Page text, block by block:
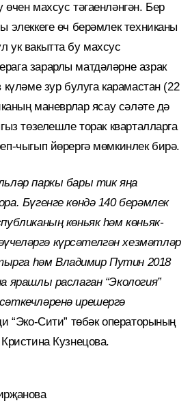
махсус тәгаенләнгән. Бер
элеккеге өч берәмлек техниканы
вакытта бу махсус
зарарлы матдәләрне азрак
зур булуга карамастан (22
маневрлар ясау сәләте дә
төзелешле торак кварталларга
чыгып йөрергә мөмкинлек бирә.
паркы бары тик яңа
Бүгенге көндә 140 берәмлек
көньяк һәм көньяк-
күрсәтелгән хезмәтләр
һәм Владимир Путин 2018
ярашлы раслаган “Экология”
ирешергә
“Эко-Сити” төбәк операторының
Кузнецова.